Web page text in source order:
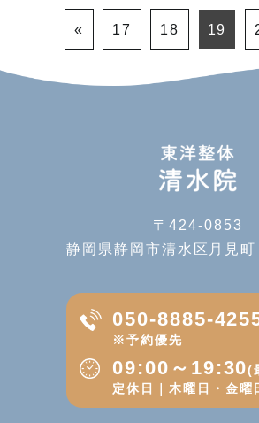
« 17 18 19
〒424-0853
静岡県静岡市清水区月見町
050-8885-
※予約優先
09:00～19:30(
定休日｜木曜日・金曜